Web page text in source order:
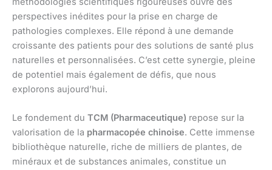
perspectives inédites pour la prise en charge de
pathologies complexes. Elle répond à une demande
croissante des patients pour des solutions de santé plus
naturelles et personnalisées. C’est cette synergie, pleine
de potentiel mais également de défis, que nous
explorons aujourd’hui.
Le fondement du TCM (Pharmaceutique) repose sur la
valorisation de la pharmacopée chinoise. Cette immense
bibliothèque naturelle, riche de milliers de plantes, de
minéraux et de substances animales, constitue un